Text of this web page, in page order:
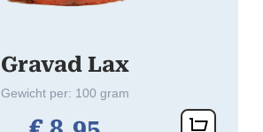
Gravad Lax
Gewicht per: 100 gram